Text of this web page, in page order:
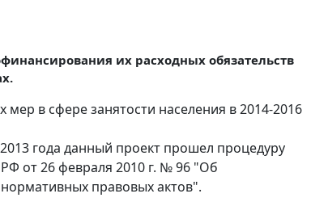
их расходных обязательств
в сфере занятости населения в 2014-2016
года данный проект прошел процедуру
от 26 февраля 2010 г. № 96 "Об
правовых актов".